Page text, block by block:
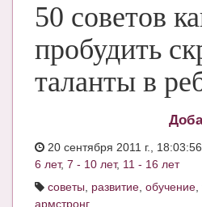
НОВОРОЖДЕННЫЙ
РАЗВИТИЕ
ВОПРОС-ОТВЕТ
КНИГИ
Рекомендовано
Сказки
50 советов
пробудить
таланты в
20 сентября 2011 г., 18:03:56
6 лет, 7 - 10 лет, 11 - 16 лет
советы
развитие обучение
армстронг